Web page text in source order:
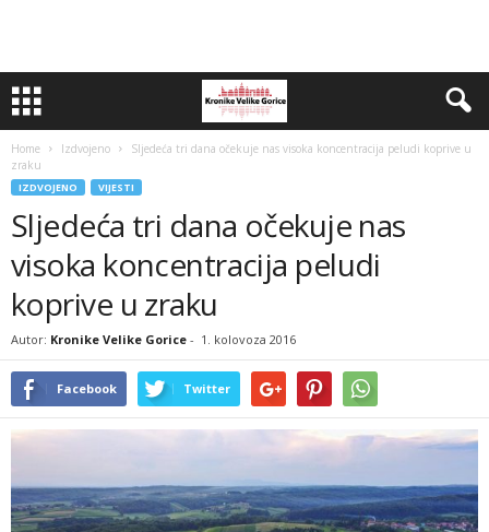
Home Izdvojeno
Sljedeća tri dana očekuje nas visoka koncentracija peludi koprive u
zraku
IZDVOJENO VIJESTI
Sljedeća tri dana očekuje nas
visoka koncentracija peludi
koprive u zraku
Autor: Kronike Velike Gorice - 1. kolovoza 2016
Facebook Twitter